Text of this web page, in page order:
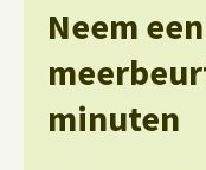
Neem een
minuten